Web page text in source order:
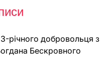
річного добровольця з
Бескровного